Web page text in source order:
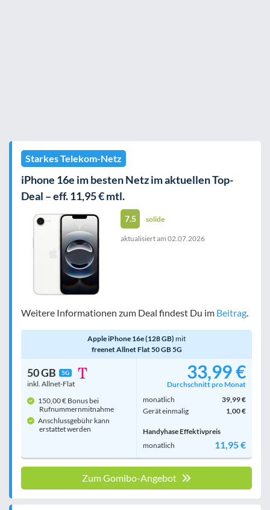
Starkes Telekom-Netz
iPhone 16e im besten Netz im aktuellen Top-
Deal – eff. 11,95 € mtl.
7.5 solide
aktualisiert am 02.07.2026
Weitere Informationen zum Deal findest Du im Beitrag.
Apple iPhone 16e (128 GB) mit
freenet Allnet Flat 50 GB 5G
50 GB 5G
inkl. Allnet-Flat
150,00 € Bonus bei
Rufnummern­mitnahme
Anschlussgebühr kann
erstattet werden
33,99 €
Durchschnitt pro Monat
monatlich
39,99 €
Gerät einmalig
1,00 €
Handyhase Effektivpreis
monatlich
11,95 €
Zum Gomibo-Angebot